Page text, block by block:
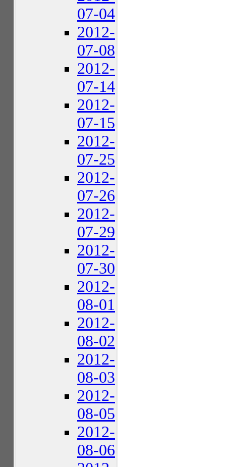
07-04
2012-
07-08
2012-
07-14
2012-
07-15
2012-
07-25
2012-
07-26
2012-
07-29
2012-
07-30
2012-
08-01
2012-
08-02
2012-
08-03
2012-
08-05
2012-
08-06